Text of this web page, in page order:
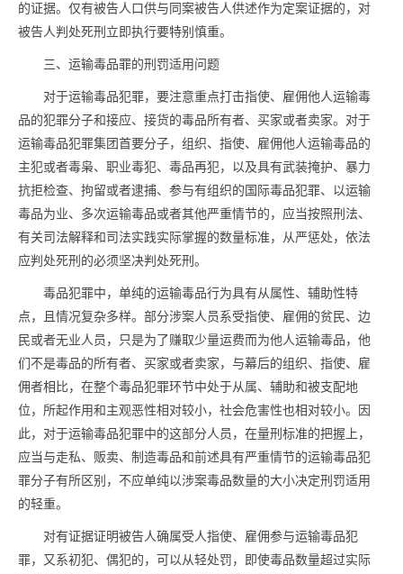
的证据。仅有被告人口供与同案被告人供述作为定案证据的，对
被告人判处死刑立即执行要特别慎重。
三、运输毒品罪的刑罚适用问题
对于运输毒品犯罪，要注意重点打击指使、雇佣他人运输毒
品的犯罪分子和接应、接货的毒品所有者、买家或者卖家。对于
运输毒品犯罪集团首要分子，组织、指使、雇佣他人运输毒品的
主犯或者毒枭、职业毒犯、 毒品再犯，以及具有武装掩护、暴力
抗拒检查、拘留或者逮捕、参与有组织的国际毒品犯罪、以运输
毒品为业、多次运输毒品或者其他严重情节的，应当按照刑法、
有关司法解释和司法实践实际掌握的数量标准，从严惩处，依法
应判处死刑的必须坚决判处死刑。
毒品犯罪中，单纯的运输毒品行为具有从属性、辅助性特
点，且情况复杂多样。部分涉案人员系受指使、雇佣的贫民、边
民或者无业人员，只是为了赚取少量运费而为他人运输毒品，他
们不是毒品的所有者、买家或者卖家，与幕后的组织、指使、雇
佣者相比，在整个毒品犯罪环节中处于从属、辅助和被支配地
位，所起作用和主观恶性相对较小，社会危害性也相对较小。因
此，对于运输毒品犯罪中的这部分人员，在量刑标准的把握上，
应当与走私、贩卖、制造毒品和前述具有严重情节的运输毒品犯
罪分子有所区别，不应单纯以涉案毒品数量的大小决定刑罚适用
的轻重。
对有证据证明被告人确属受人指使、雇佣参与运输毒品犯
罪，又系初犯、偶犯的，可以从轻处罚，即使毒品数量超过实际